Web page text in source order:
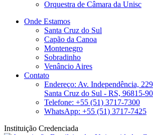
Orquestra de Câmara da Unisc
Onde Estamos
Santa Cruz do Sul
Capão da Canoa
Montenegro
Sobradinho
Venâncio Aires
Contato
Endereço: Av. Independência,
Santa Cruz do Sul - RS, 96815-
Telefone: +55 (51) 3717-7300
WhatsApp: +55 (51) 3717-7425
Instituição Credenciada